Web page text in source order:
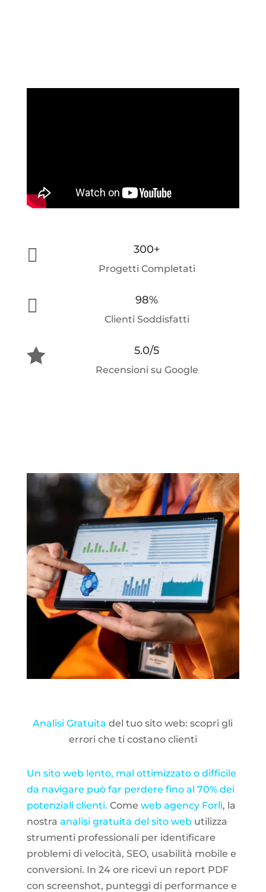
 300+
Progetti Completati
 98%
Clienti Soddisfatti
 5.0/5
Recensioni su Google
Analisi Gratuita del tuo sito web: scopri gli
errori che ti costano clienti
Un sito web lento, mal ottimizzato o difficile
da navigare può far perdere fino al 70% dei
potenziali clienti. Come web agency Forlì, la
nostra analisi gratuita del sito webutilizza
strumenti professionali per identificare
problemi di velocità, SEO, usabilità mobile e
conversioni. In 24 ore ricevi un report PDF
con screenshot, punteggi di performance e